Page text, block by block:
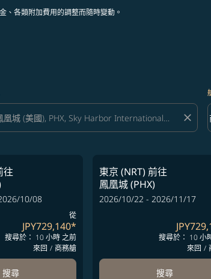
、各類附加費用的調整而隨時變動。
close
往
10/08
從
JPY729,140*
搜尋於： 10 小時 之前
來回 / 商務艙
搜尋
東京 (NRT)前往
鳳凰城 (PHX)
2026/10/22 - 2026/11/17
搜尋於： 10 小
來回 /
搜尋